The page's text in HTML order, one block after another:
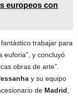
europeos con
trabajar para
euforia”, y concluyó
obras de arte”.
y su equipo
de Madrid,